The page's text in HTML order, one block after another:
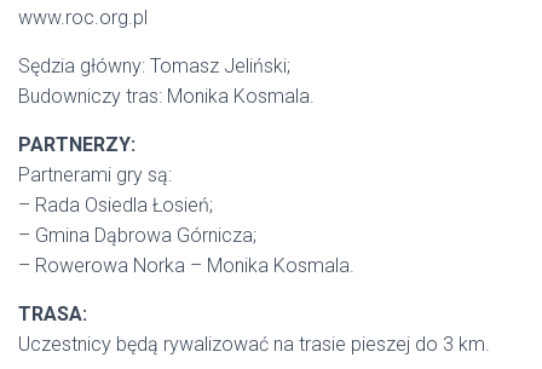
www.roc.org.pl
Sędzia główny: Tomasz Jeliński;
Budowniczy tras: Monika Kosmala.
PARTNERZY:
Partnerami gry są:
– Rada Osiedla Łosień;
– Gmina Dąbrowa Górnicza;
– Rowerowa Norka – Monika Kosmala.
TRASA:
Uczestnicy będą rywalizować na trasie pieszej do 3 km.